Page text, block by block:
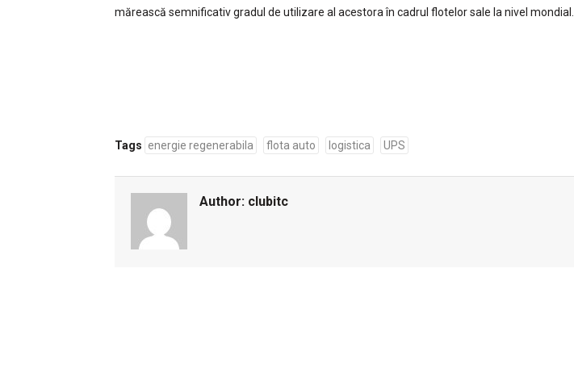
mărească semnificativ gradul de utilizare al acestora în cadrul flotelor sale la nivel mondial.
Tags energie regenerabila flota auto logistica UPS
Author: clubitc